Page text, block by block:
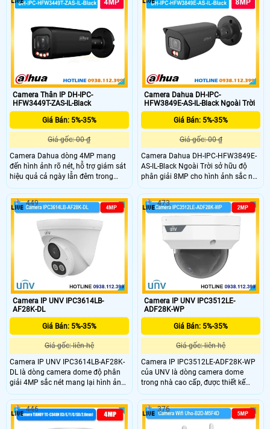
hỗ trợ đàm thoại, răn đe tốt.
quần và ngoại hình khi tích hợp
chung với đầu ghi hỗ trợ AcuSense.
Camera Thân IP DH-IPC-
HFW3449T-ZAS-IL-Black
Giá Bán: 5%-35%
Giá gốc: 00 ₫
Camera Dahua dòng 4MP mang
đến hình ảnh rõ nét, hỗ trợ giám sát
hiệu quả cả ngày lẫn đêm trong
nhiều điều kiện ánh sáng khác
nhau. Camera có tích hợp công
nghệ xử lý hình ảnh hiện đại, giúp
ghi hình ổn định, phù hợp lắp đặt
ngoài trời cho gia đình, cửa hàng
hoặc kho bãi.
Camera Dahua DH-IPC-
HFW3849E-AS-IL-Black Ngoài Trời
Giá Bán: 5%-35%
Giá gốc: 00 ₫
Camera Dahua DH-IPC-HFW3849E-
AS-IL-Black Ngoài Trời sở hữu độ
phân giải 8MP cho hình ảnh sắc nét
tích hợp ghi âm và quan sát ban
đêm hiệu quả. Thiết kế chắc chắn
với màu đen thanh lịch và chuẩn
IP67 giúp hoạt động bền bỉ ngoài
trời. Camera phù hợp giám sát gia
đình, kho bãi, cửa hàng với độ ổn
định cao.
Camera IP UNV IPC3614LB-
AF28K-DL
Giá Bán: 5%-35%
Giá gốc: liên hệ
Camera IP UNV IPC3614LB-AF28K-
DL là dòng camera dome độ phân
giải 4MP sắc nét mang lại hình ảnh
chi tiết cao,phù hợp giám sát cửa
hàng,văn phòng và kho hàng.Thiết
bị tích hợp công nghệ ánh sáng kép
(Dual Light) cho khả năng quan sát
449
Camera IP UNV IPC3512LE-
ADF28K-WP
Giá Bán: 5%-35%
Giá gốc: liên hệ
Camera IP IPC3512LE-ADF28K-WP
của UNV là dòng camera dome
trong nhà cao cấp, được thiết kế
nhằm đáp ứng nhu cầu giám sát
chuyên nghiệp với độ ổn định
cao.Thiết bị sở hữu độ phân giải
2MP cho hình ảnh rõ nét chi tiết,phù
473
446 376